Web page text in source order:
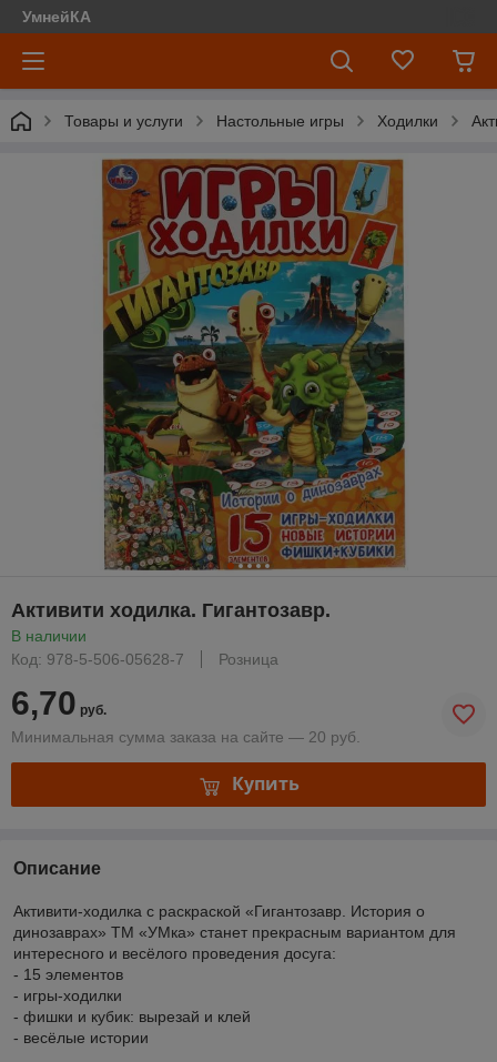
УмнейКА
Товары и услуги Настольные игры Ходилки
Активити ходилка. Гигантозавр.
В наличии
Код: 978-5-506-05628-7
Розница
6,70 руб.
Минимальная сумма заказа на сайте — 20 руб.
Купить
Описание
Активити-ходилка с раскраской «Гигантозавр. История о
динозаврах» ТМ «УМка» станет прекрасным вариантом для
интересного и весёлого проведения досуга:
- 15 элементов
- игры-ходилки
- фишки и кубик: вырезай и клей
- весёлые истории